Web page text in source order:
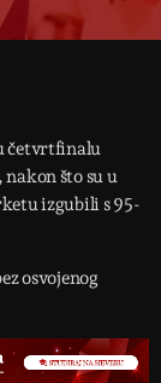
četvrtfinalu
što su u
izgubili s 95-
osvojenog